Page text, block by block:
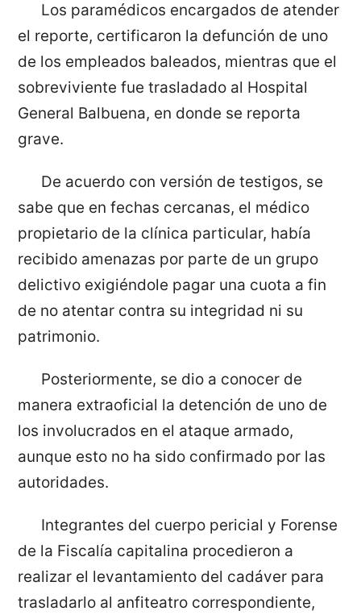
Los paramédicos encargados de atender
el reporte, certificaron la defunción de uno
de los empleados baleados, mientras que el
sobreviviente fue trasladado al Hospital
General Balbuena, en donde se reporta
grave.
De acuerdo con versión de testigos, se
sabe que en fechas cercanas, el médico
propietario de la clínica particular, había
recibido amenazas por parte de un grupo
delictivo exigiéndole pagar una cuota a fin
de no atentar contra su integridad ni su
patrimonio.
Posteriormente, se dio a conocer de
manera extraoficial la detención de uno de
los involucrados en el ataque armado,
aunque esto no ha sido confirmado por las
autoridades.
Integrantes del cuerpo pericial y Forense
de la Fiscalía capitalina procedieron a
realizar el levantamiento del cadáver para
trasladarlo al anfiteatro correspondiente,